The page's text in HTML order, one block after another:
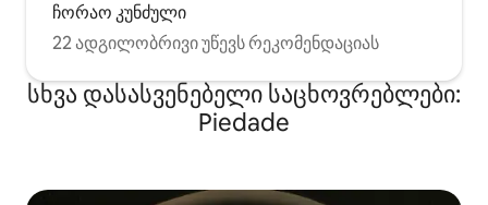
ჩორაო კუნძული
22 ადგილობრივი უწევს რეკომენდაციას
სხვა დასასვენებელი საცხოვრებლები:
Piedade